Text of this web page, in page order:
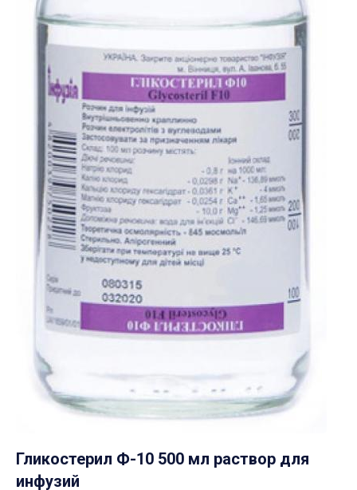
Гликостерил Ф-10 500 мл раствор для
инфузий